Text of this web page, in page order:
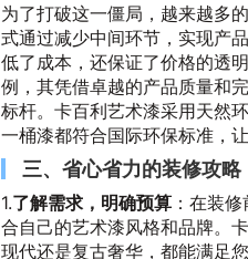
为了打破这一僵局，越来越多
式通过减少中间环节，实现产
低了成本，还保证了价格的透
例，其凭借卓越的产品质量和
标杆。卡百利艺术漆采用天然
一桶漆都符合国际环保标准，
三、省心省力的装修攻略
1.了解需求，明确预算 ：在装
合自己的艺术漆风格和品牌。
现代还是复古奢华，都能满足